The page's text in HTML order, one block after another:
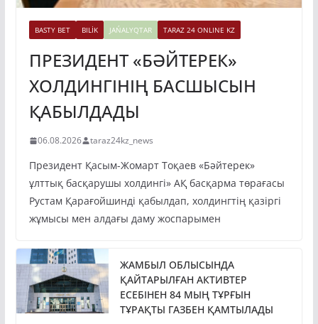
BASTY BET BILİK JAŃALYQTAR TARAZ 24 ONLINE KZ
ПРЕЗИДЕНТ «БӘЙТЕРЕК»
ХОЛДИНГІНІҢ БАСШЫСЫН
ҚАБЫЛДАДЫ
06.08.2026 taraz24kz_news
Президент Қасым-Жомарт Тоқаев «Бәйтерек»
ұлттық басқарушы холдингі» АҚ басқарма төрағасы
Рустам Қарағойшинді қабылдап, холдингтің қазіргі
жұмысы мен алдағы даму жоспарымен
ЖАМБЫЛ ОБЛЫСЫНДА
ҚАЙТАРЫЛҒАН АКТИВТЕР
ЕСЕБІНЕН 84 МЫҢ ТҰРҒЫН
ТҰРАҚТЫ ГАЗБЕН ҚАМТЫЛАДЫ